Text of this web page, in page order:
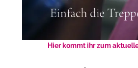
Hier kommt ihr zum